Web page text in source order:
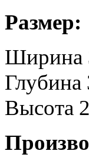
Размер:
Ширина
Глубина
Высота